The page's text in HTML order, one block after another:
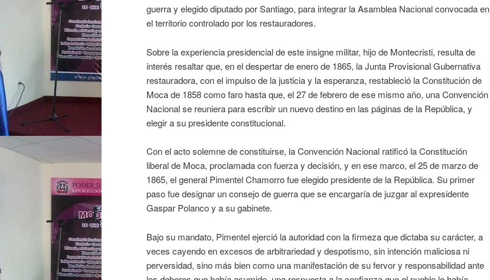
guerra y elegido diputado por Santiago, para integrar la Asamblea Nacional convocada en
el territorio controlado por los restauradores.
Sobre la experiencia presidencial de este insigne militar, hijo de Montecristi, resulta de
interés resaltar que, en el despertar de enero de 1865, la Junta Provisional Gubernativa
restauradora, con el impulso de la justicia y la esperanza, restableció la Constitución de
Moca de 1858 como faro hasta que, el 27 de febrero de ese mismo año, una Convención
Nacional se reuniera para escribir un nuevo destino en las páginas de la República, y
elegir a su presidente constitucional.
Con el acto solemne de constituirse, la Convención Nacional ratificó la Constitución
liberal de Moca, proclamada con fuerza y decisión, y en ese marco, el 25 de marzo de
1865, el general Pimentel Chamorro fue elegido presidente de la República. Su primer
paso fue designar un consejo de guerra que se encargaría de juzgar al expresidente
Gaspar Polanco y a su gabinete.
Bajo su mandato, Pimentel ejerció la autoridad con la firmeza que dictaba su carácter, a
veces cayendo en excesos de arbitrariedad y despotismo, sin intención maliciosa ni
perversidad, sino más bien como una manifestación de su fervor y responsabilidad ante